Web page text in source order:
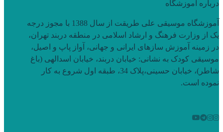
درباره آموزشگاه
آموزشگاه موسیقی علی طریقت از سال 1388 با مجوز درجه
یک از وزارت فرهنگ و ارشاد اسلامی در منطقه دربند تهران،
در زمینه آموزش سازهای ایرانی و جهانی، آواز پاپ و اصیل،
موسیقی کودک به نشانی: خیابان دربند، خیابان اسدالهی (باغ
شاطر)، خیابان حسینی،پلاک 34، طبقه اول شروع به کار
نموده است.